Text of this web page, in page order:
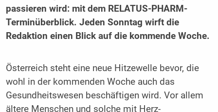
passieren wird: mit dem RELATUS-PHARM-
Terminüberblick. Jeden Sonntag wirft die
Redaktion einen Blick auf die kommende Woche.
Österreich steht eine neue Hitzewelle bevor, die
wohl in der kommenden Woche auch das
Gesundheitswesen beschäftigen wird. Vor allem
ältere Menschen und solche mit Herz-